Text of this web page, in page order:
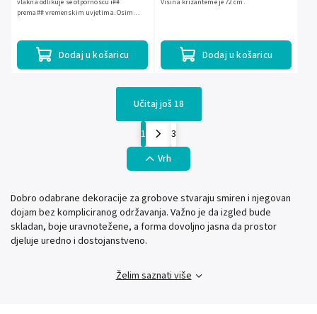
Dodaj u košaricu
vlakna odlikuje se otpornošću i##
prema## vremenskim uvjetima. Osim
Dodaj u košaricu
Visina krizanteme je 72 cm.
Učitaj još 18
1
3
Vrh
Dobro odabrane dekoracije za grobove stvaraju smiren i njegovan
dojam bez kompliciranog održavanja. Važno je da izgled bude
skladan, boje uravnotežene, a forma dovoljno jasna da prostor
djeluje uredno i dostojanstveno.
Želim saznati više